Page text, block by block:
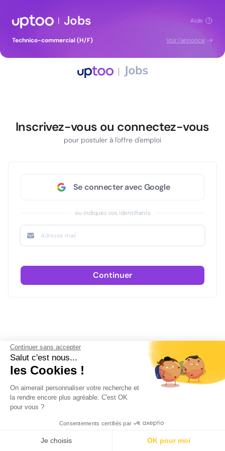
Continuer sans accepter
Salut c'est nous...
les Cookies !
On aimerait personnaliser votre recherche et
la rendre encore plus agréable. C'est OK
pour vous ?
Consentements certifiés par
Je choisis OK pour moi
| Jobs Aide
Technico-commercial (H/F) Voir l'annonce
Inscrivez-vous ou connectez-vous
pour postuler à l'offre d'emploi
Se connecter avec Google
ou indiquez vos identifiants
Continuer